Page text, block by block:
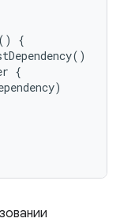
()
{
()
{
)